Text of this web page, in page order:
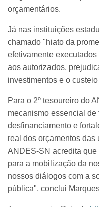
orçamentários.
Já nas instituições
chamado "hiato da
efetivamente
aos autorizados,
investimentos e o
Para o 2º tesoureiro do
mecanismo essencial
desfinanciamento e
real dos orçamentos das
ANDES-SN acredita
para a mobilização da
nossos diálogos com a
pública", conclui